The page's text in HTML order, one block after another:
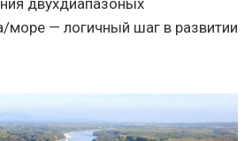
двухдиапазоных
море — логичный шаг в развитии